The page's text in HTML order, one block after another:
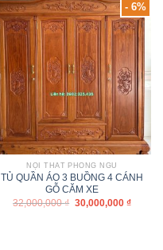
- 6%
NỘI THẤT PHÒNG NGỦ
TỦ QUẦN ÁO 3 BUỒNG 4 CÁNH
GỖ CĂM XE
32,000,000₫ 30,000,000 ₫